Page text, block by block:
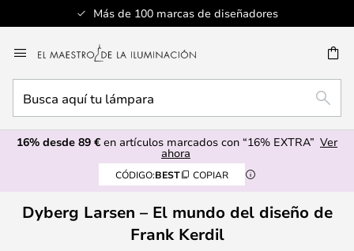
Más de 100 marcas de diseñadores
al
contenido
aquí
tu
lámpara
16% desde 89 € en artículos marcados con “16% EXTRA” Ver
ahora
CÓDIGO:BEST COPIAR
Dyberg Larsen – El mundo del diseño de
Frank Kerdil